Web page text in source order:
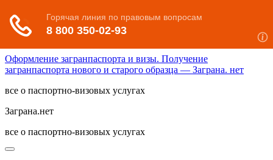
Оформление загранпаспорта и визы. Получение
загранпаспорта нового и старого образца — Заграна. нет
все о паспортно-визовых услугах
Заграна.нет
все о паспортно-визовых услугах